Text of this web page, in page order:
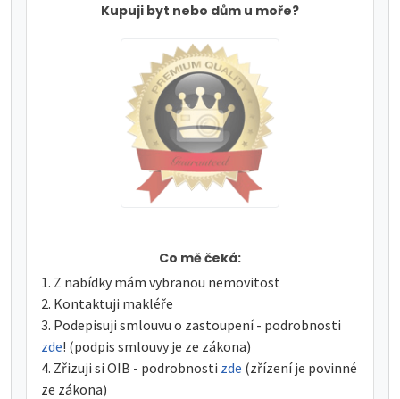
Kupuji byt nebo dům u moře?
Co mě čeká:
Z nabídky mám vybranou nemovitost
Kontaktuji makléře
Podepisuji smlouvu o zastoupení - podrobnosti
zde! (podpis smlouvy je ze zákona)
Zřizuji si OIB - podrobnosti zde (zřízení je povinné
ze zákona)